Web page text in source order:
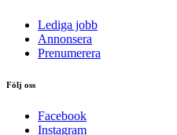
Lediga jobb
Annonsera
Prenumerera
Följ oss
Facebook
Instagram